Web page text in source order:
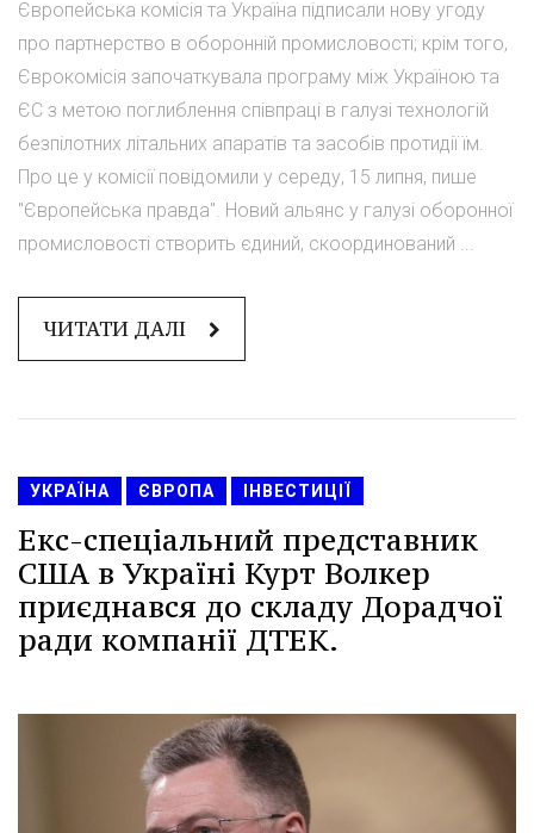
Європейська комісія та Україна підписали нову угоду
про партнерство в оборонній промисловості; крім того,
Єврокомісія започаткувала програму між Україною та
ЄС з метою поглиблення співпраці в галузі технологій
безпілотних літальних апаратів та засобів протидії їм.
Про це у комісії повідомили у середу, 15 липня, пише
"Європейська правда". Новий альянс у галузі оборонної
промисловості створить єдиний, скоординований ...
ЧИТАТИ ДАЛІ
УКРАЇНА ЄВРОПА ІНВЕСТИЦІЇ
Екс-спеціальний представник
США в Україні Курт Волкер
приєднався до складу Дорадчої
ради компанії ДТЕК.